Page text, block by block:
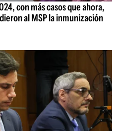
con más casos que ahora,
al MSP la inmunización